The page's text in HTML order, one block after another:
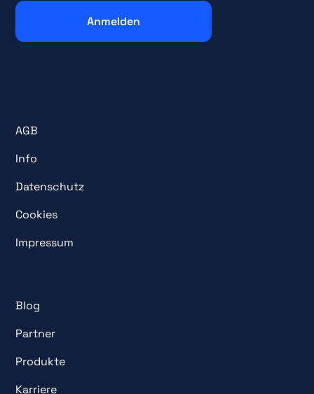
AGB
Info
Datenschutz
Cookies
Impressum
Blog
Partner
Produkte
Karriere